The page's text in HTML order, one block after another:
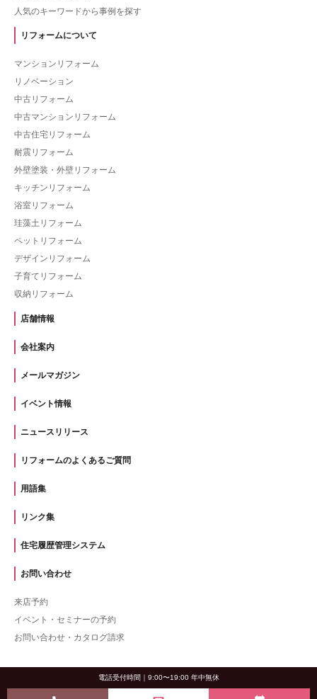
人気のキーワードから事例を探す
リフォームについて
マンションリフォーム
リノベーション
中古リフォーム
中古マンションリフォーム
中古住宅リフォーム
耐震リフォーム
外壁塗装・外壁リフォーム
キッチンリフォーム
浴室リフォーム
珪藻土リフォーム
ペットリフォーム
デザインリフォーム
子育てリフォーム
収納リフォーム
店舗情報
会社案内
メールマガジン
イベント情報
ニュースリリース
リフォームのよくあるご質問
用語集
リンク集
住宅履歴管理システム
お問い合わせ
来店予約
イベント・セミナーの予約
お問い合わせ・カタログ請求
電話受付時間｜9:00〜19:00 年中無休